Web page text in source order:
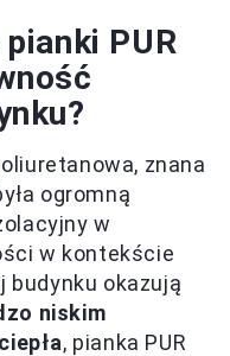
PUR
znana
ogromną
w
w kontekście
okazują
niskim
, pianka PUR